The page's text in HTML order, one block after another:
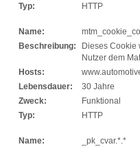
Typ:
HTTP
Name:
Beschreibung:
Dieses Cookie
Nutzer dem
Hosts:
Lebensdauer:
30 Jahre
Zweck:
Funktional
Typ:
HTTP
Name:
_pk_cvar.*.*